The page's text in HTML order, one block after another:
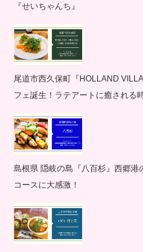
『せいちゃんち』
尾道市西久保町『HOLLAND
フェ誕生！ラテアートに癒される
島根県 隠岐の島『八百杉』西郷
コースに大感激！